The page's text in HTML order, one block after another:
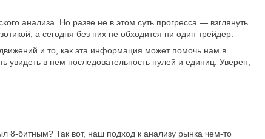
анализа. Но разве не в этом суть прогресса — взглянуть
а сегодня без них не обходится ни один трейдер.
и то, как эта информация может помочь нам в
в нем последовательность нулей и единиц. Уверен,
8-битным? Так вот, наш подход к анализу рынка чем-то